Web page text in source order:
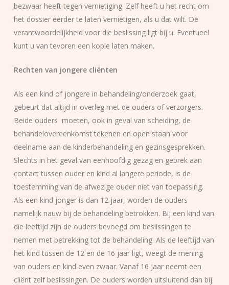
bezwaar heeft tegen vernietiging. Zelf heeft u het recht om
het dossier eerder te laten vernietigen, als u dat wilt. De
verantwoordelijkheid voor die beslissing ligt bij u. Eventueel
kunt u van tevoren een kopie laten maken.
Rechten van jongere cliënten
Als een kind of jongere in behandeling/onderzoek gaat,
gebeurt dat altijd in overleg met de ouders of verzorgers.
Beide ouders moeten, ook in geval van scheiding, de
behandelovereenkomst tekenen en open staan voor
deelname aan de kinderbehandeling en gezinsgesprekken.
Slechts in het geval van eenhoofdig gezag en gebrek aan
contact tussen ouder en kind al langere periode, is de
toestemming van de afwezige ouder niet van toepassing.
Als een kind jonger is dan 12 jaar, worden de ouders
namelijk nauw bij de behandeling betrokken. Bij een kind van
die leeftijd zijn de ouders bevoegd om beslissingen te
nemen met betrekking tot de behandeling. Als de leeftijd van
het kind tussen de 12 en de 16 jaar ligt, weegt de mening
van ouders en kind even zwaar. Vanaf 16 jaar neemt een
cliënt zelf beslissingen. De ouders worden uitsluitend dan bij